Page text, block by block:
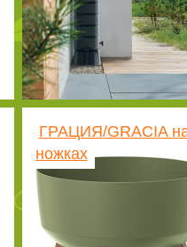
ГРАЦИЯ/GRACIA
ножках